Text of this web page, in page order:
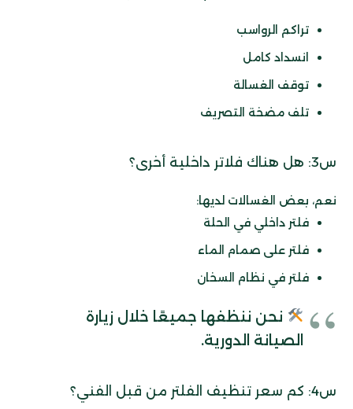
تراكم الرواسب
انسداد كامل
توقف الغسالة
تلف مضخة التصريف
س3: هل هناك فلاتر داخلية أخرى؟
نعم، بعض الغسالات لديها:
فلتر داخلي في الحلة
فلتر على صمام الماء
فلتر في نظام السخان
نحن ننظفها جميعًا خلال زيارة
الصيانة الدورية.
س4: كم سعر تنظيف الفلتر من قبل الفني؟